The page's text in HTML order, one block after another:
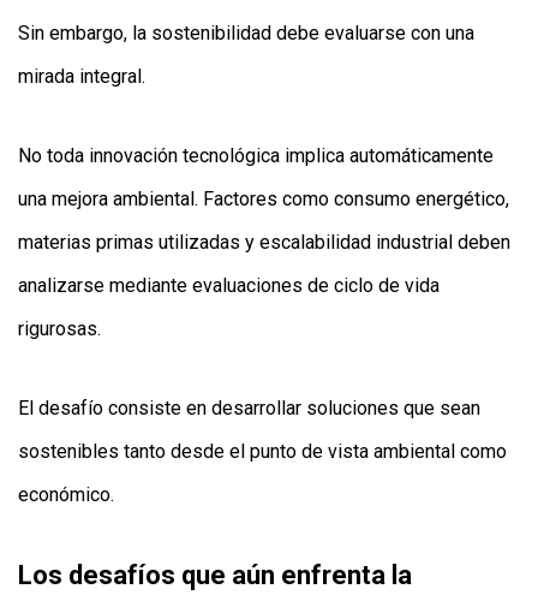
Sin embargo, la sostenibilidad debe evaluarse con una
mirada integral.
No toda innovación tecnológica implica automáticamente
una mejora ambiental. Factores como consumo energético,
materias primas utilizadas y escalabilidad industrial deben
analizarse mediante evaluaciones de ciclo de vida
rigurosas.
El desafío consiste en desarrollar soluciones que sean
sostenibles tanto desde el punto de vista ambiental como
económico.
Los desafíos que aún enfrenta la